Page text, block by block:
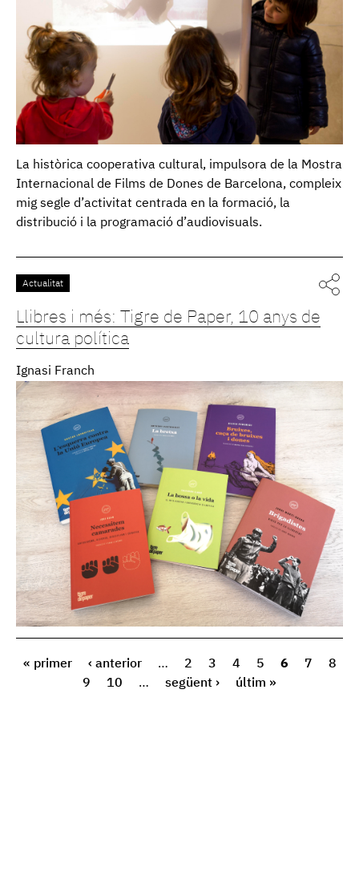
La històrica cooperativa cultural, impulsora de la Mostra
Internacional de Films de Dones de Barcelona, compleix
mig segle d’activitat centrada en la formació, la
distribució i la programació d’audiovisuals.
Actualitat
Llibres i més: Tigre de Paper, 10 anys de
cultura política
Ignasi Franch
« primer ‹ anterior … 2 3 4 5 6 7
8
9
10 … següent › últim »